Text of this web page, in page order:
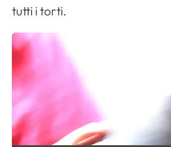
tutti i torti.
V
d
e
o
P
l